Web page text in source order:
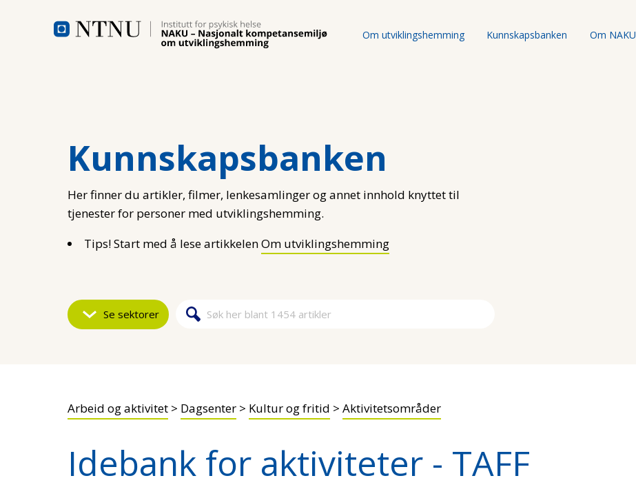
Om utviklingshemming Kunnskapsbanken Om NAKU
Kunnskapsbanken
Her finner du artikler, filmer, lenkesamlinger og annet innhold knyttet til
tjenester for personer med utviklingshemming.
Tips! Start med å lese artikkelenOm utviklingshemming
Se sektorer Søkeskjema
Søk
Arbeid og aktivitet > Dagsenter > Kultur og fritid > Aktivitetsområder
Idebank for aktiviteter - TAFF